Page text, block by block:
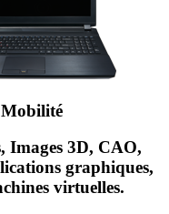
Mobilité
Images 3D, CAO,
graphiques,
virtuelles.